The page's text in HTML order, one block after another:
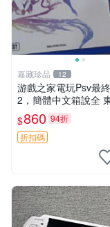
嘉藏珍品 12
游戲之家電玩Psv最
2，簡體中文箱說全
貨 可以發手物品 無質
售不退不換
$860 94折
折扣碼